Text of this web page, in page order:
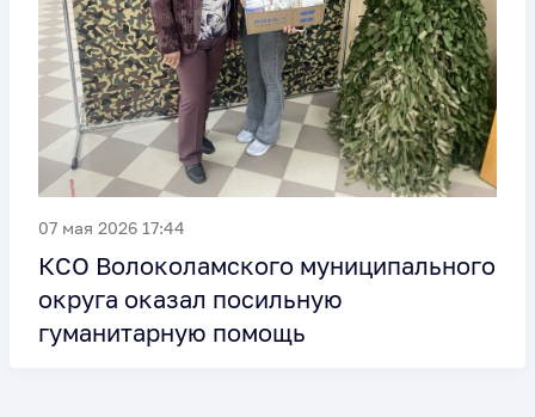
07 мая 2026 17:44
КСО Волоколамского муниципального
округа оказал посильную
гуманитарную помощь